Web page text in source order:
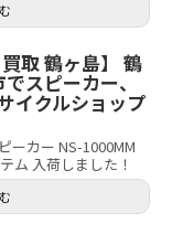
取 鶴ヶ島】 鶴
でスピーカー、
イクルショップ
ーカー NS-1000MM
ム 入荷しました！